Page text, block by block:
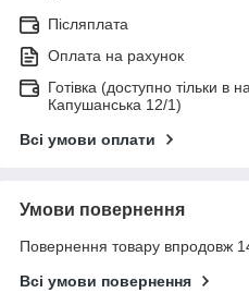
Післяплата
Оплата на рахунок
Готівка (доступно тільки
Капушанська 12/1)
Всі умови оплати
Умови повернення
Повернення товару впродовж
Всі умови повернення